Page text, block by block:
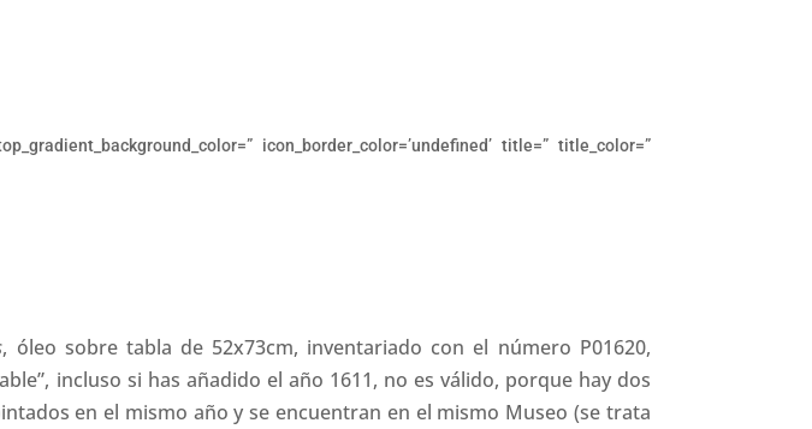
icon_border_color=’undefined’ title=” title_color=”
, óleo sobre tabla de 52x73cm, inventariado con el número P01620,
incluso si has añadido el año 1611, no es válido, porque hay dos
en el mismo año y se encuentran en el mismo Museo (se trata